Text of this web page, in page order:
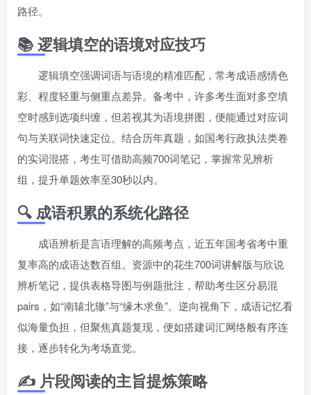
路径。
📚 逻辑填空的语境对应技巧
逻辑填空强调词语与语境的精准匹配，常考成语感情色
彩、程度轻重与侧重点差异。备考中，许多考生面对多空填
空时感到选项纠缠，但若视其为语境拼图，便能通过对应词
句与关联词快速定位。结合历年真题，如国考行政执法类卷
的实词混搭，考生可借助高频700词笔记，掌握常见辨析
组，提升单题效率至30秒以内。
🔍 成语积累的系统化路径
成语辨析是言语理解的高频考点，近五年国考省考中重
复率高的成语达数百组。资源中的花生700词讲解版与欣说
辨析笔记，提供表格导图与例题批注，帮助考生区分易混
pairs，如“南辕北辙”与“缘木求鱼”。逆向视角下，成语记忆看
似海量负担，但聚焦真题复现，便如搭建词汇网络般有序连
接，逐步转化为考场直觉。
✍️ 片段阅读的主旨提炼策略